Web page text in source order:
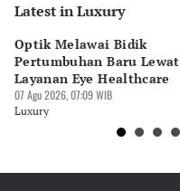
Editor
Editor
Bonardo Maulana
Latest in Luxury
Optik Melawai Bidik
Pertumbuhan Baru Lewat
Layanan Eye Healthcare
07 Agu 2026, 07:09 WIB
Luxury